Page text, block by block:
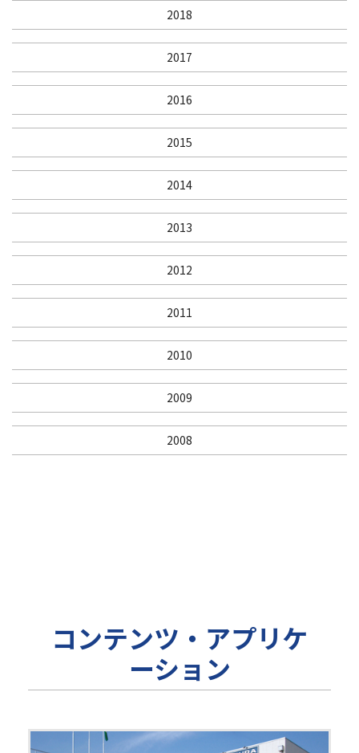
2018
2017
2016
2015
2014
2013
2012
2011
2010
2009
2008
コンテンツ・アプリケ
ーション